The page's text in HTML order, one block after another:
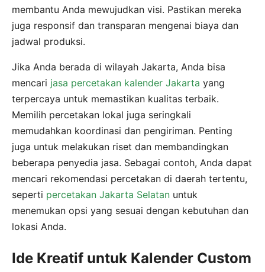
membantu Anda mewujudkan visi. Pastikan mereka
juga responsif dan transparan mengenai biaya dan
jadwal produksi.
Jika Anda berada di wilayah Jakarta, Anda bisa
mencari jasa percetakan kalender Jakarta yang
terpercaya untuk memastikan kualitas terbaik.
Memilih percetakan lokal juga seringkali
memudahkan koordinasi dan pengiriman. Penting
juga untuk melakukan riset dan membandingkan
beberapa penyedia jasa. Sebagai contoh, Anda dapat
mencari rekomendasi percetakan di daerah tertentu,
seperti percetakan Jakarta Selatan untuk
menemukan opsi yang sesuai dengan kebutuhan dan
lokasi Anda.
Ide Kreatif untuk Kalender Custom